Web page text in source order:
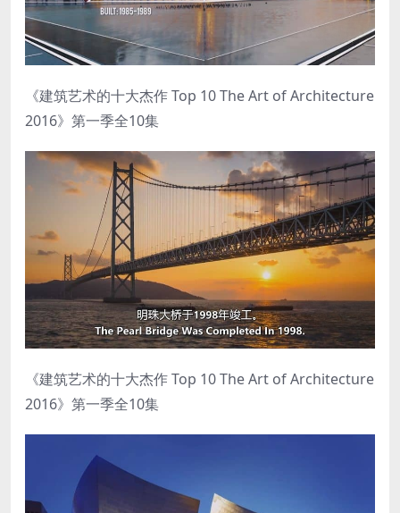
《建筑艺术的十大杰作 Top 10 The Art of Architecture
2016》第一季全10集
《建筑艺术的十大杰作 Top 10 The Art of Architecture
2016》第一季全10集